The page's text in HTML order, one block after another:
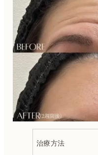
治療方法